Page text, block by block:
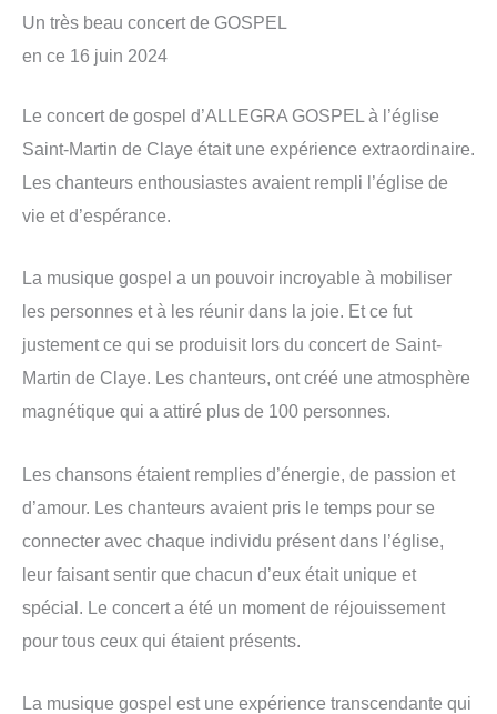
Un très beau concert de GOSPEL
en ce 16 juin 2024
Le concert de gospel d’ALLEGRA GOSPEL à l’église
Saint-Martin de Claye était une expérience extraordinaire.
Les chanteurs enthousiastes avaient rempli l’église de
vie et d’espérance.
La musique gospel a un pouvoir incroyable à mobiliser
les personnes et à les réunir dans la joie. Et ce fut
justement ce qui se produisit lors du concert de Saint-
Martin de Claye. Les chanteurs, ont créé une atmosphère
magnétique qui a attiré plus de 100 personnes.
Les chansons étaient remplies d’énergie, de passion et
d’amour. Les chanteurs avaient pris le temps pour se
connecter avec chaque individu présent dans l’église,
leur faisant sentir que chacun d’eux était unique et
spécial. Le concert a été un moment de réjouissement
pour tous ceux qui étaient présents.
La musique gospel est une expérience transcendante qui